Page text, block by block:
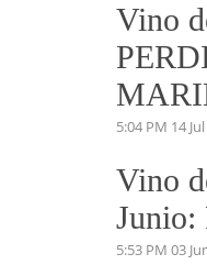
Vino
5:04 PM 14
Vino
Junio:
5:53 PM 03